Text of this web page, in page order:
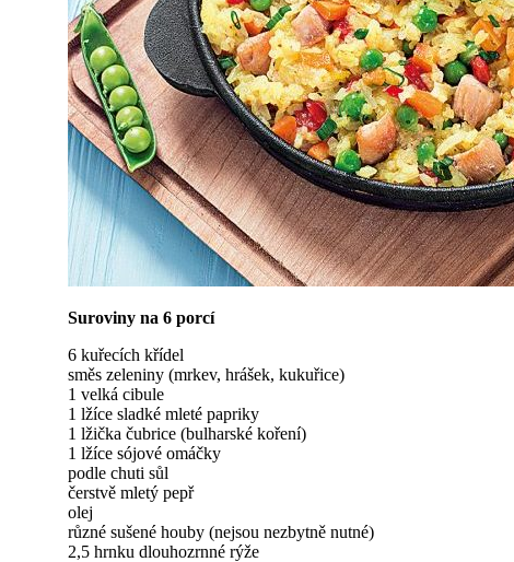
Suroviny na 6 porcí
6 kuřecích křídel
směs zeleniny (mrkev, hrášek, kukuřice)
1 velká cibule
1 lžíce sladké mleté papriky
1 lžička čubrice (bulharské koření)
1 lžíce sójové omáčky
podle chuti sůl
čerstvě mletý pepř
olej
různé sušené houby (nejsou nezbytně nutné)
2,5 hrnku dlouhozrnné rýže